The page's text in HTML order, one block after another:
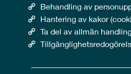
Behandling av
Hantering av kakor
Ta del av allmän